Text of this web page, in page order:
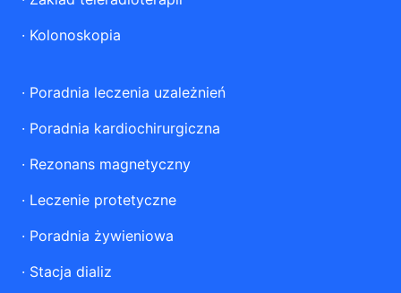
· Kolonoskopia
· Poradnia leczenia uzależnień
· Poradnia kardiochirurgiczna
· Rezonans magnetyczny
· Leczenie protetyczne
· Poradnia żywieniowa
· Stacja dializ